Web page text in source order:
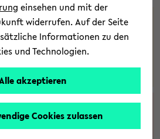
Über uns
Per­so­nen
einsehen und mit der
widerrufen. Auf der Seite
Informationen zu den
und Technologien.
akzeptieren
Cookies zulassen